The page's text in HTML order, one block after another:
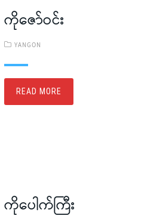
ကိုဇော်ဝင်း
YANGON
READ MORE
ကိုပေါက်ကြီး